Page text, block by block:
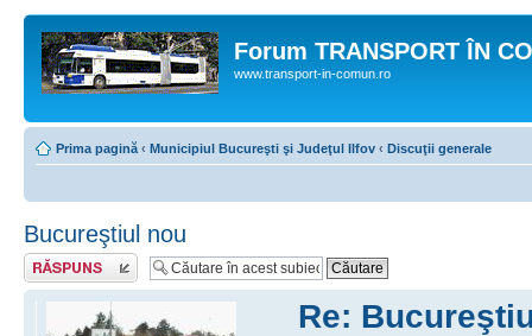
Forum TRANSPORT ÎN
www.transport-in-comun.ro
Prima pagină ‹ Municipiul Bucureşti şi Judeţul Ilfov ‹ Discuţii generale
Bucureştiul nou
Răspunde
Re: